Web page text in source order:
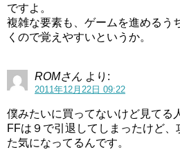
ですよ。
複雑な要素も、ゲームを進めるう
くので覚えやすいというか。
ROMさん より:
2011年12月22日 09:22
僕みたいに買ってないけど見てる
FFは９で引退してしまったけど
た気になってるんです。